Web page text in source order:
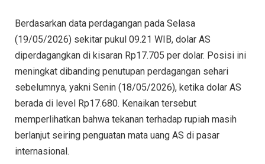
Berdasarkan data perdagangan pada Selasa
(19/05/2026) sekitar pukul 09.21 WIB, dolar AS
diperdagangkan di kisaran Rp17.705 per dolar. Posisi ini
meningkat dibanding penutupan perdagangan sehari
sebelumnya, yakni Senin (18/05/2026), ketika dolar AS
berada di level Rp17.680. Kenaikan tersebut
memperlihatkan bahwa tekanan terhadap rupiah masih
berlanjut seiring penguatan mata uang AS di pasar
internasional.